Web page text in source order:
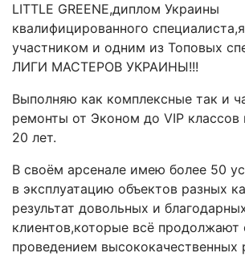
LITTLE GREENE,диплом Украины
квалифицированного
участником и одним из Топовых
ЛИГИ МАСТЕРОВ УКРАИНЫ!!!
Выполняю как комплексные так и
ремонты от Эконом до VIP классов
20 лет.
В своём арсенале имею более 50
в эксплуатацию объектов разных
результат довольных и
клиентов,которые всё продолжают
проведением высококачественных